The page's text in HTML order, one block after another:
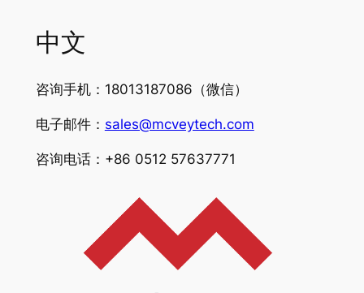
中文
咨询手机：18013187086（微信）
电子邮件： sales@mcveytech.com
咨询电话：+86 0512 57637771